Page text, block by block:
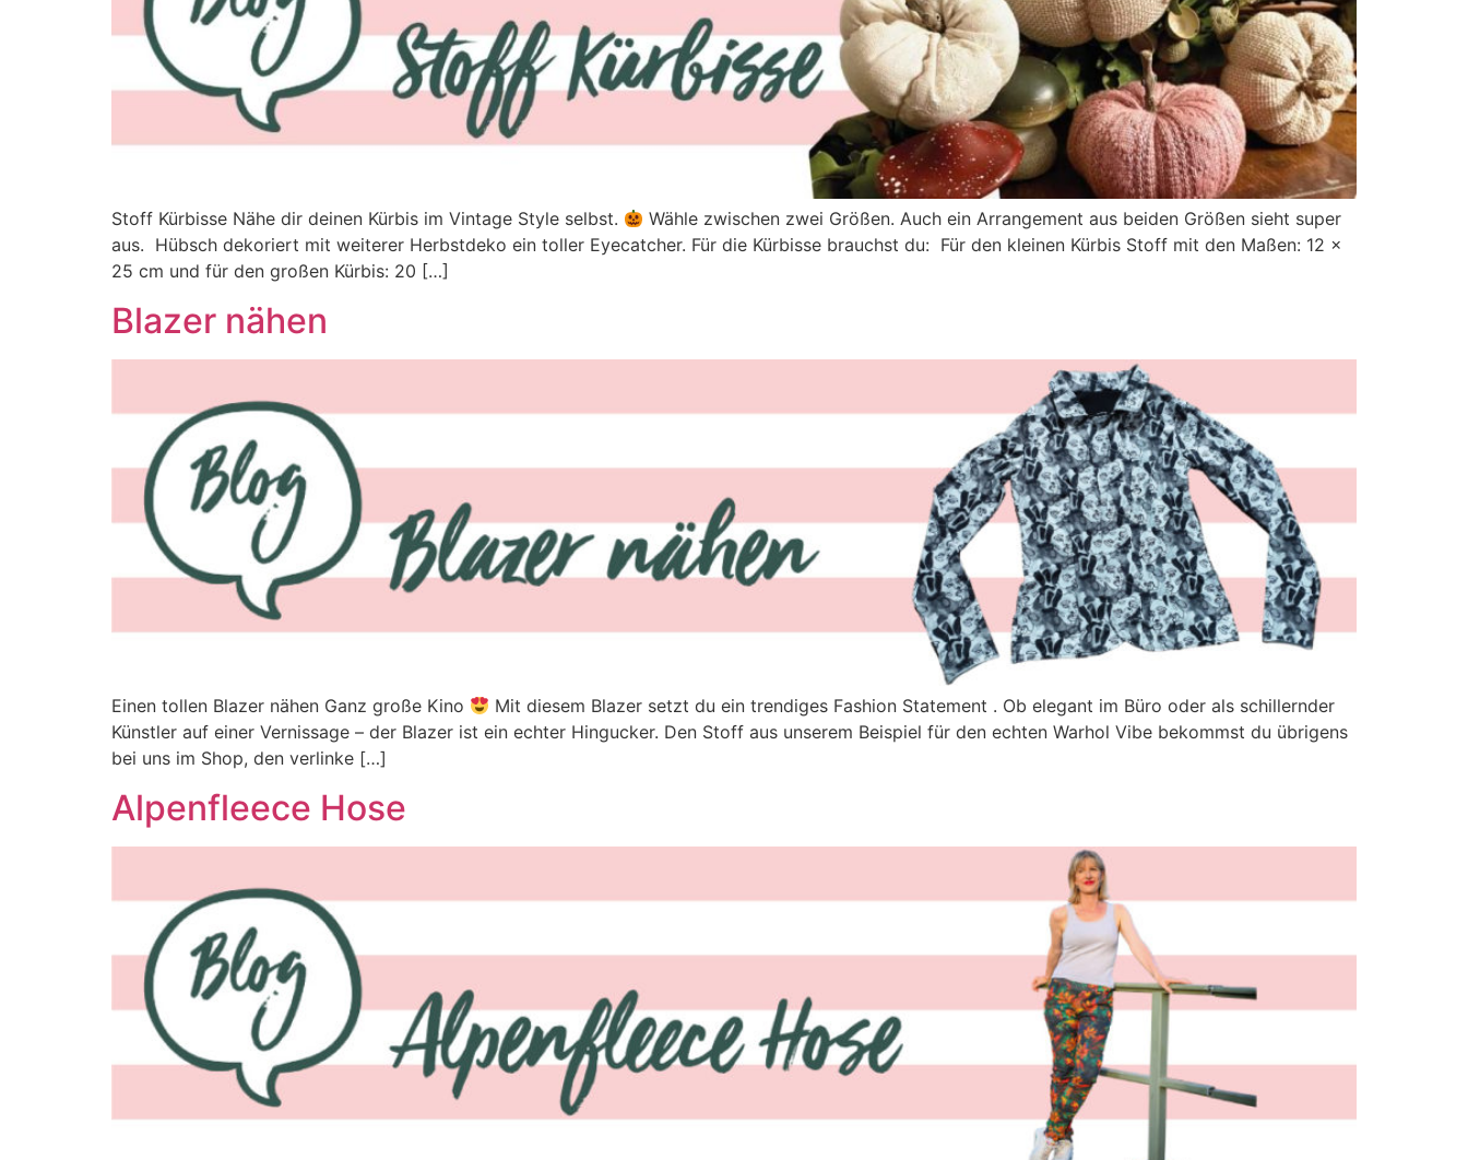
Stoff Kürbisse Nähe dir deinen Kürbis im Vintage Style selbst.
Wähle zwischen zwei Größen. Auch ein Arrangement aus beiden Größen sieht super
aus. Hübsch dekoriert mit weiterer Herbstdeko ein toller Eyecatcher. Für die Kürbisse brauchst du: Für den kleinen Kürbis Stoff mit den Maßen: 12 x
25 cm und für den großen Kürbis: 20 […]
Blazer nähen
Einen tollen Blazer nähen Ganz große Kino
Mit diesem Blazer setzt du ein trendiges Fashion Statement . Ob elegant im Büro oder als schillernder
Künstler auf einer Vernissage – der Blazer ist ein echter Hingucker. Den Stoff aus unserem Beispiel für den echten Warhol Vibe bekommst du übrigens
bei uns im Shop, den verlinke […]
Alpenfleece Hose